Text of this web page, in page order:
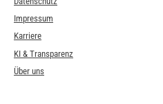
Impressum
Karriere
KI & Transparenz
Über uns